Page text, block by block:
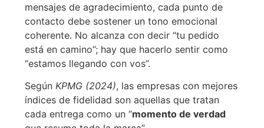
mensajes de agradecimiento, cada punto de
contacto debe sostener un tono emocional
coherente. No alcanza con decir “tu pedido
está en camino”; hay que hacerlo sentir como
“estamos llegando con vos”.
Según KPMG (2024), las empresas con mejores
índices de fidelidad son aquellas que tratan
cada entrega como un “momento de verdad